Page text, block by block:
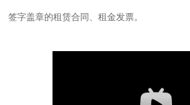
签字盖章的租赁合同、租金发票。